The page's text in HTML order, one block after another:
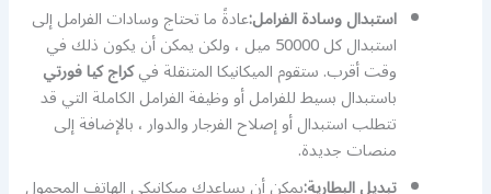
استبدال وسادة الفرامل:عادةً ما تحتاج وسادات الفرامل إلى
استبدال كل 50000 ميل ، ولكن يمكن أن يكون ذلك في
وقت أقرب. ستقوم الميكانيكا المتنقلة فيكراج كيا فورتي
باستبدال بسيط للفرامل أو وظيفة الفرامل الكاملة التي قد
تتطلب استبدال أو إصلاح الفرجار والدوار ، بالإضافة إلى
منصات جديدة.